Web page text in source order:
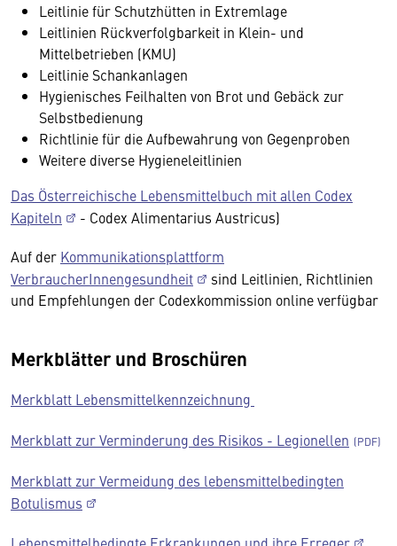
Leitlinie für Schutzhütten in Extremlage
Leitlinien Rückverfolgbarkeit in Klein- und
Mittelbetrieben (KMU)
Leitlinie Schankanlagen
Hygienisches Feilhalten von Brot und Gebäck zur
Selbstbedienung
Richtlinie für die Aufbewahrung von Gegenproben
Weitere diverse Hygieneleitlinien
Das Österreichische Lebensmittelbuch mit allen Codex
Kapiteln
- Codex Alimentarius Austricus)
Auf der Kommunikationsplattform
VerbraucherInnengesundheit
sind Leitlinien, Richtlinien
und Empfehlungen der Codexkommission online verfügbar
Merkblätter und Broschüren
Merkblatt Lebensmittelkennzeichnung
Merkblatt zur Verminderung des Risikos - Legionellen
Merkblatt zur Vermeidung des lebensmittelbedingten
Botulismus